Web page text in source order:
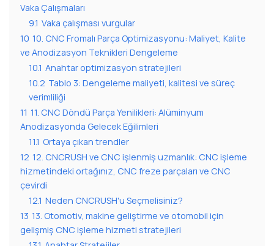
Vaka Çalışmaları
9.1 Vaka çalışması vurgular
10 10. CNC Fromalı Parça Optimizasyonu: Maliyet, Kalite
ve Anodizasyon Teknikleri Dengeleme
10.1 Anahtar optimizasyon stratejileri
10.2 Tablo 3: Dengeleme maliyeti, kalitesi ve süreç
verimliliği
11 11. CNC Döndü Parça Yenilikleri: Alüminyum
Anodizasyonda Gelecek Eğilimleri
11.1 Ortaya çıkan trendler
12 12. CNCRUSH ve CNC işlenmiş uzmanlık: CNC işleme
hizmetindeki ortağınız, CNC freze parçaları ve CNC
çevirdi
12.1 Neden CNCRUSH'u Seçmelisiniz?
13 13. Otomotiv, makine geliştirme ve otomobil için
gelişmiş CNC işleme hizmeti stratejileri